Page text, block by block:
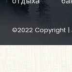
©2022 Copyright |